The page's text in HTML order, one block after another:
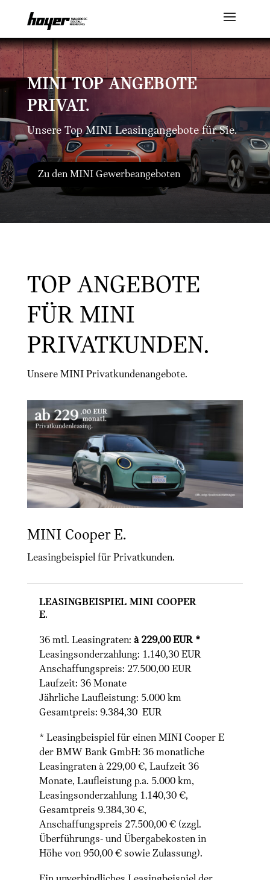
MINI TOP ANGEBOTE
PRIVAT.
Unsere Top MINI Leasingangebote für Sie.
Zu den MINI Gewerbeangeboten
TOP ANGEBOTE
FÜR MINI
PRIVATKUNDEN.
Unsere MINI Privatkundenangebote.
MINI Cooper E.
Leasingbeispiel für Privatkunden.
Leasingbeispiel MINI Cooper
E.
36 mtl. Leasingraten: à 229,00 EUR *
Leasingsonderzahlung: 1.140,30 EUR
Anschaffungspreis: 27.500,00 EUR
Laufzeit: 36 Monate
Jährliche Laufleistung: 5.000 km
Gesamtpreis: 9.384,30 EUR
* Leasingbeispiel für einen MINI Cooper E
der BMW Bank GmbH: 36 monatliche
Leasingraten à 229,00 €, Laufzeit 36
Monate, Laufleistung p.a. 5.000 km,
Leasingsonderzahlung 1.140,30 €,
Gesamtpreis 9.384,30 €,
Anschaffungspreis 27.500,00 € (zzgl.
Überführungs- und Übergabekosten in
Höhe von 950,00 € sowie Zulassung).